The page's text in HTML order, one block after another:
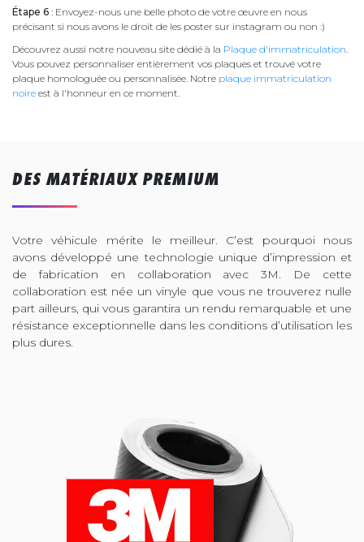
Étape 6 : Envoyez-nous une belle photo de votre œuvre en nous
précisant si nous avons le droit de les poster sur instagram ou non :)
Découvrez aussi notre nouveau site dédié à la Plaque d'immatriculation.
Vous pouvez personnaliser entièrement vos plaques et trouvé votre
plaque homologuée ou personnalisée. Notre plaque immatriculation
noire est à l'honneur en ce moment.
DES MATÉRIAUX PREMIUM
Votre véhicule mérite le meilleur. C’est pourquoi nous
avons développé une technologie unique d’impression et
de fabrication en collaboration avec 3M. De cette
collaboration est née un vinyle que vous ne trouverez nulle
part ailleurs, qui vous garantira un rendu remarquable et une
résistance exceptionnelle dans les conditions d’utilisation les
plus dures.